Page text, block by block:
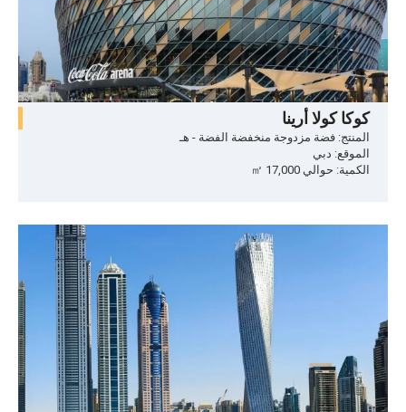
كوكا كولا أرينا
المنتج: فضة مزدوجة منخفضة الفضة - هـ
الموقع: دبي
الكمية: حوالي 17,000 ㎡